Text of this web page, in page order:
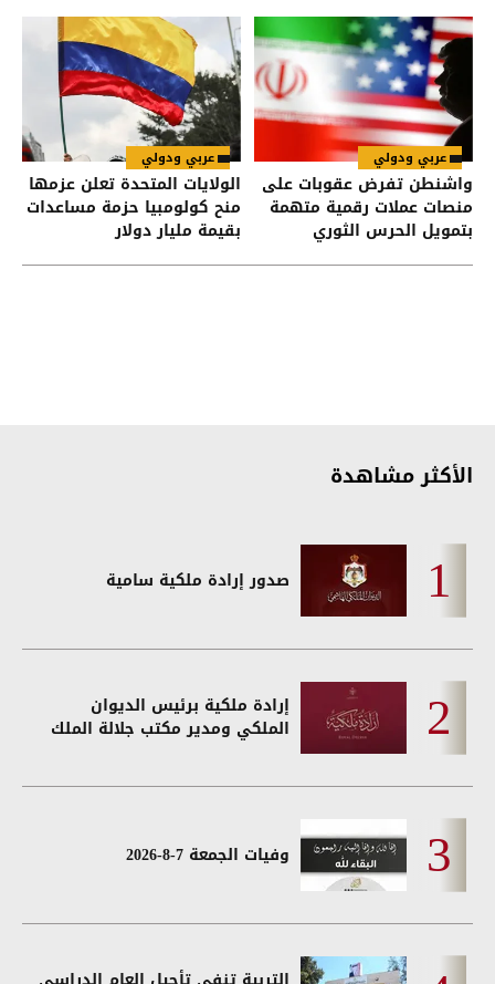
عربي ودولي
واشنطن تفرض عقوبات على
منصات عملات رقمية متهمة
بتمويل الحرس الثوري
عربي ودولي
الولايات المتحدة تعلن عزمها
منح كولومبيا حزمة مساعدات
بقيمة مليار دولار
الأكثر مشاهدة
صدور إرادة ملكية سامية
إرادة ملكية برئيس الديوان
الملكي ومدير مكتب جلالة الملك
وفيات الجمعة 7-8-2026